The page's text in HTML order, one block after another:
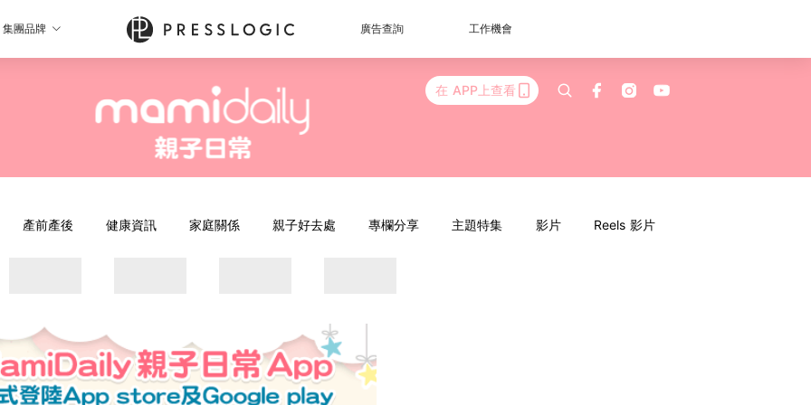
集團品牌 廣告查詢 工作機會
在 APP上查看
產前產後 健康資訊 家庭關係 親子好去處 專欄分享 主題特集 影片 Reels 影片